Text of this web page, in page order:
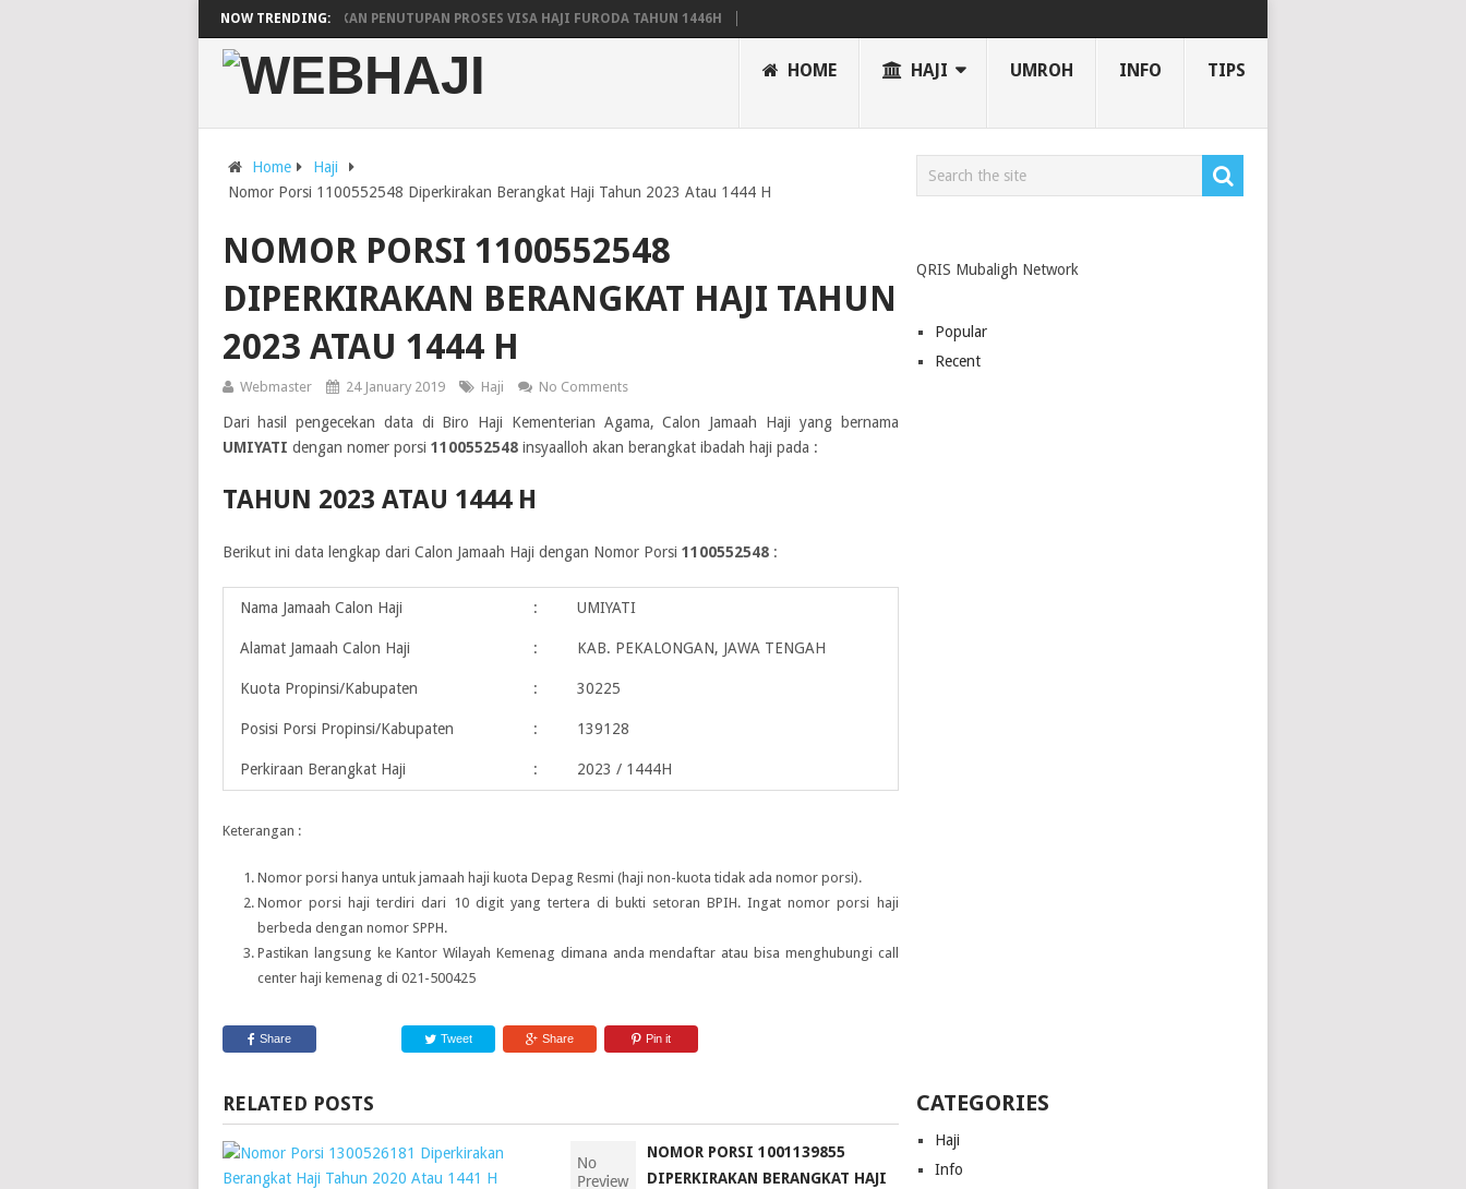
NOW TRENDING:
ARAB SAUDI UMUMKAN PENUTUPAN PROSES VISA HAJI FURODA TAHUN 1446H
JADWAL KEBERANGKATAN DAN KEPULANGAN HAJI WILAYAH YOGYAKARTA TAHUN 2025 EMBARKASI SOLO
PESAWAT SAUDIA AIRLINES UNTUK LIMA EMBARKASI
HOME HAJI UMROH INFO TIPS
Home
Haji
Nomor Porsi 1100552548 Diperkirakan Berangkat Haji Tahun 2023 Atau 1444 H
NOMOR PORSI 1100552548
DIPERKIRAKAN BERANGKAT HAJI TAHUN
2023 ATAU 1444 H
Webmaster 24 January 2019 Haji No Comments
Dari hasil pengecekan data di Biro Haji Kementerian Agama, Calon Jamaah Haji yang bernama
UMIYATI dengan nomer porsi 1100552548insyaalloh akan berangkat ibadah haji pada :
TAHUN 2023 ATAU 1444 H
Berikut ini data lengkap dari Calon Jamaah Haji dengan Nomor Porsi 1100552548:
Nama Jamaah Calon Haji : UMIYATI
Alamat Jamaah Calon Haji : KAB. PEKALONGAN, JAWA TENGAH
Kuota Propinsi/Kabupaten : 30225
Posisi Porsi Propinsi/Kabupaten : 139128
Perkiraan Berangkat Haji : 2023 / 1444H
Keterangan :
Nomor porsi hanya untuk jamaah haji kuota Depag Resmi (haji non-kuota tidak ada nomor porsi).
Nomor porsi haji terdiri dari 10 digit yang tertera di bukti setoran BPIH. Ingat nomor porsi haji
berbeda dengan nomor SPPH.
Pastikan langsung ke Kantor Wilayah Kemenag dimana anda mendaftar atau bisa menghubungi call
center haji kemenag di 021-500425
Share Tweet Share Pin it
RELATED POSTS
PORSI
NOMOR PORSI 1001139855
DIPERKIRAKAN BERANGKAT HAJI
QRIS Mubaligh Network
Popular
Recent
CATEGORIES
Haji
Info